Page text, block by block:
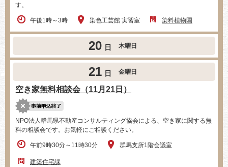
す。
午後1時～3時 染色工芸館 実習室 染料植物園
20 日 木曜日
21 日 金曜日
空き家無料相談会（11月21日）
NPO法人群馬県不動産コンサルティング協会による、空き家に関する無
料の相談会です。お気軽にご相談ください。
午前9時30分～11時30分 群馬支所1階会議室
建築住宅課